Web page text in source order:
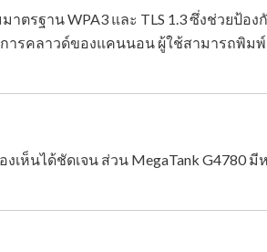
ตรฐาน WPA3 และ TLS 1.3 ซึ่งช่วยป้
ารคลาวด์ของแคนนอน ผู้ใช้สามารถพิ
เห็นได้ชัดเจน ส่วน MegaTank